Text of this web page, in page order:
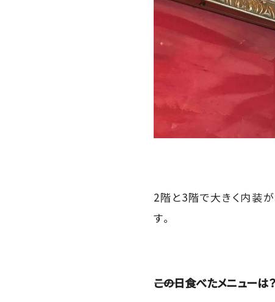
2階と3階で大きく内装
す。
――この日食べたメニューは？